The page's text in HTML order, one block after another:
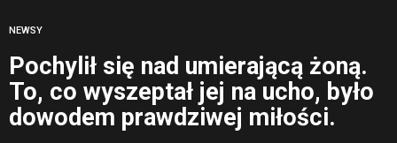
NEWSY
Pochylił się nad umierającą żoną.
To, co wyszeptał jej na ucho, było
dowodem prawdziwej miłości.